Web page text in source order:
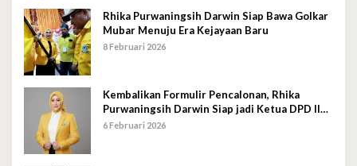
Rhika Purwaningsih Darwin Siap Bawa Golkar
Mubar Menuju Era Kejayaan Baru
8 Februari 2026
Kembalikan Formulir Pencalonan, Rhika
Purwaningsih Darwin Siap jadi Ketua DPD II
Golkar Mubar
6 Februari 2026